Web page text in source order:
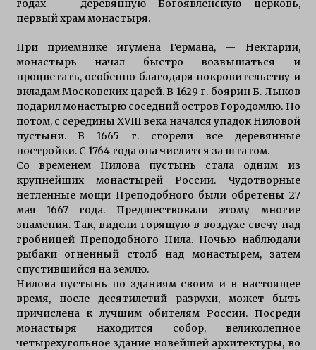
годах — деревянную Богоявленскую церковь,
первый храм монастыря.
При приемнике игумена Германа, — Нектарии,
монастырь начал быстро возвышаться и
процветать, особенно благодаря покровительству и
вкладам Московских царей. В 1629 г. боярин Б. Лыков
подарил монастырю соседний остров Городомлю. Но
потом, с середины XVIII века начался упадок Ниловой
пустыни. В 1665 г. сгорели все деревянные
постройки. С 1764 года она числится за штатом.
Со временем Нилова пустынь стала одним из
крупнейших монастырей России. Чудотворные
нетленные мощи Преподобного были обретены 27
мая 1667 года. Предшествовали этому многие
знамения. Так, видели горящую в воздухе свечу над
гробницей Преподобного Нила. Ночью наблюдали
рыбаки огненный столб над монастырем, затем
спустившийся на землю.
Нилова пустынь по зданиям своим и в настоящее
время, после десятилетий разрухи, может быть
причислена к лучшим обителям России. Посреди
монастыря находится собор, великолепное
четырехугольное здание новейшей архитектуры, во